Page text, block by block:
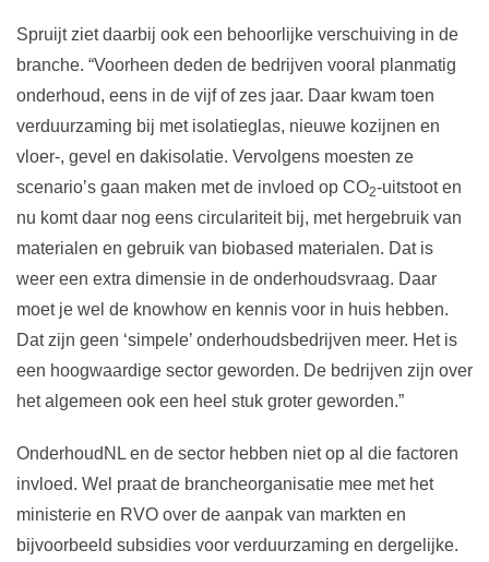
Spruijt ziet daarbij ook een behoorlijke verschuiving in de
branche. “Voorheen deden de bedrijven vooral planmatig
onderhoud, eens in de vijf of zes jaar. Daar kwam toen
verduurzaming bij met isolatieglas, nieuwe kozijnen en
vloer-, gevel en dakisolatie. Vervolgens moesten ze
scenario’s gaan maken met de invloed op CO2-uitstoot en
nu komt daar nog eens circulariteit bij, met hergebruik van
materialen en gebruik van biobased materialen. Dat is
weer een extra dimensie in de onderhoudsvraag. Daar
moet je wel de knowhow en kennis voor in huis hebben.
Dat zijn geen ‘simpele’ onderhoudsbedrijven meer. Het is
een hoogwaardige sector geworden. De bedrijven zijn over
het algemeen ook een heel stuk groter geworden.”
OnderhoudNL en de sector hebben niet op al die factoren
invloed. Wel praat de brancheorganisatie mee met het
ministerie en RVO over de aanpak van markten en
bijvoorbeeld subsidies voor verduurzaming en dergelijke.